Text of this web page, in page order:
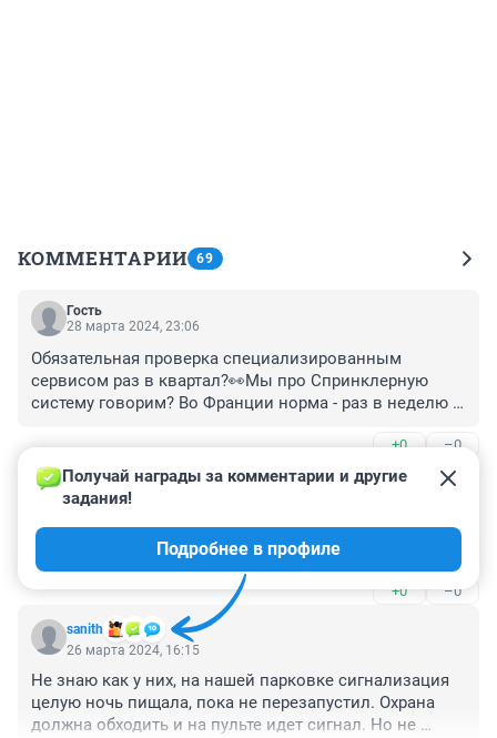
КОММЕНТАРИИ 69
Гость
28 марта 2024, 23:06
Обязательная проверка специализированным
сервисом раз в квартал?👀Мы про Спринклерную
систему говорим? Во Франции норма - раз в неделю в
поводу экстракции дыма я не поняла. Эти моторы
выдерживают 400градусов. Что? Ни один не
сработал? И ещё: если разблркировка электрозамка
по закону не должена быть установлена тревожная
кнопка разблокировки рядом с выходом?
+0 –0
Гость
26 марта 2024, 16:52
примерно такая же вода пишется в девятом разделе
проектной документации.
+0 –0
sanith
Получай награды за комментарии и другие
задания!
Подробнее в профиле
26 марта 2024, 16:15
Не знаю как у них, на нашей парковке сигнализация
целую ночь пищала, пока не перезапустил. Охрана
должна обходить и на пульте идет сигнал. Но не